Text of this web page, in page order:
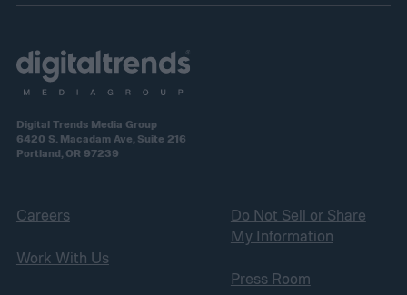
Digital Trends Media Group
6420 S. Macadam Ave, Suite 216
Portland, OR 97239
Careers
Work With Us
Do Not Sell or Share
My Information
Press Room